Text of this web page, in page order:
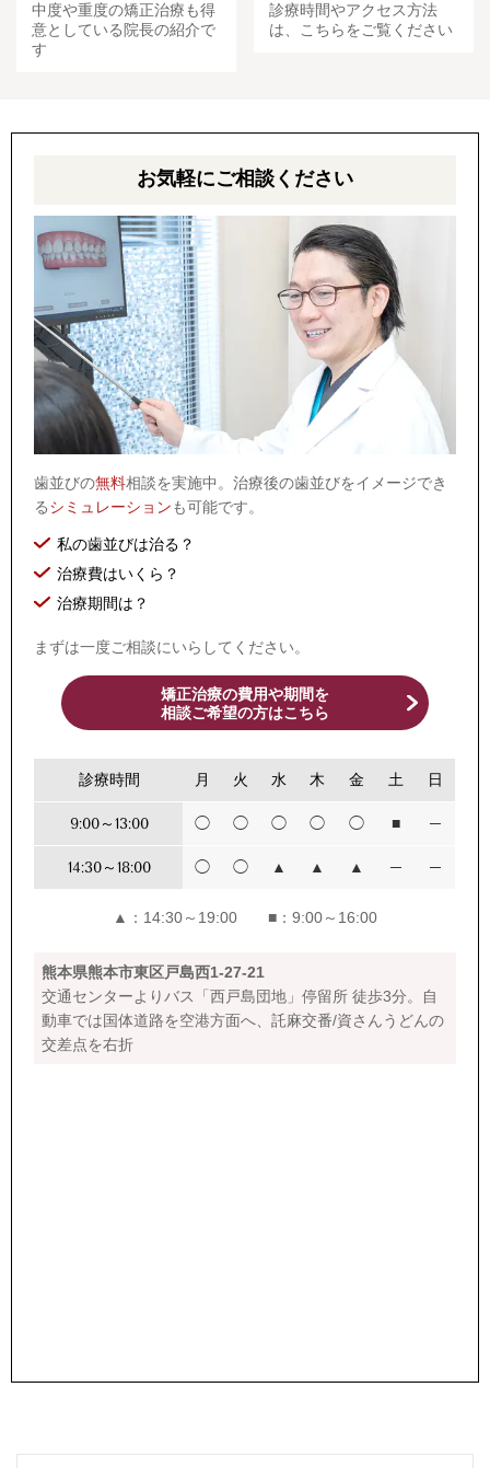
中度や重度の矯正治療も得
意としている院長の紹介で
す
診療時間やアクセス方法
は、こちらをご覧ください
お気軽にご相談ください
歯並びの無料相談を実施中。治療後の歯並びをイメージでき
るシミュレーションも可能です。
私の歯並びは治る？
治療費はいくら？
治療期間は？
まずは一度ご相談にいらしてください。
矯正治療の費用や期間を
相談ご希望の方はこちら
診療時間 月 火 水 木 金 土 日
9:00～13:00 ◯ ◯ ◯ ◯ ◯ ■ ─
14:30～18:00 ◯ ◯ ▲ ▲ ▲ ─ ─
▲：14:30～19:00 ■：9:00～16:00
熊本県熊本市東区戸島西1-27-21
交通センターよりバス「西戸島団地」停留所 徒歩3分。自
動車では国体道路を空港方面へ、託麻交番/資さんうどんの
交差点を右折